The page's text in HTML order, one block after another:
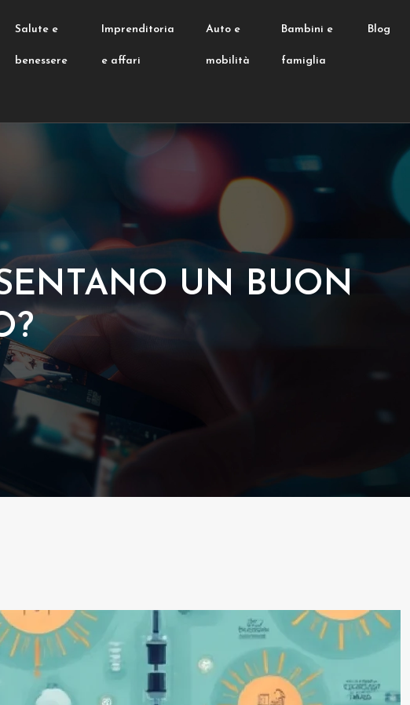
Salute e
benessere
Imprenditoria
e affari
Auto e
mobilità
Bambini e
famiglia
Blog
UN BUON